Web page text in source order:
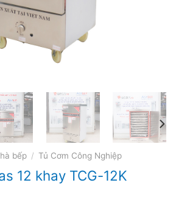
bếp / Tủ Cơm Công Nghiệp
12 khay TCG-12K